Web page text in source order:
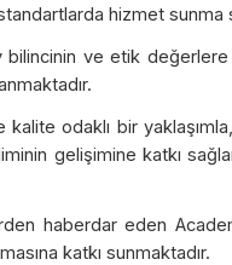
hizmet
ve etik değerlere
odaklı bir
gelişimine katkı
haberdar eden
katkı sunmaktadır.